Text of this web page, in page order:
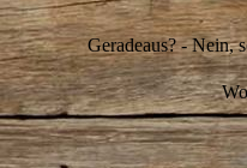
IMG_2363
Geradeaus? - Nein,
IMG_2370